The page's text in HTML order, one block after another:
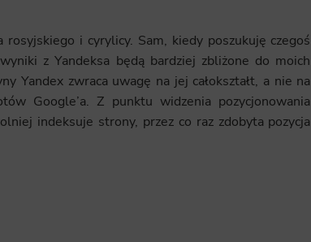
i cyrylicy. Sam, kiedy poszukuję czegoś
z Yandeksa będą bardziej zbliżone do moich
Yandex zwraca uwagę na jej całokształt, a nie na
Google’a. Z punktu widzenia pozycjonowania
indeksuje strony, przez co raz zdobyta pozycja